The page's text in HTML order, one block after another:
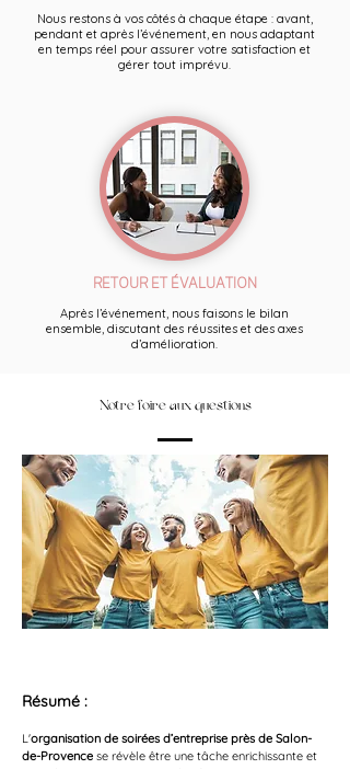
Nous restons à vos côtés à chaque étape : avant,
pendant et après l’événement, en nous adaptant
en temps réel pour assurer votre satisfaction et
gérer tout imprévu.
RETOUR ET ÉVALUATION
Après l’événement, nous faisons le bilan
ensemble, discutant des réussites et des axes
d’amélioration.
Notre foire aux questions
Résumé :
L'organisation de soirées d’entreprise près de Salon-
de-Provence se révèle être une tâche enrichissante et